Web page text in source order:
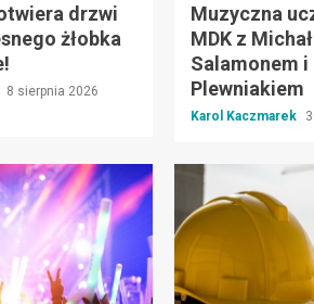
drzwi
żłobka
8 sierpnia 2026
Muzyczna
MDK z
Salamonem
Plewniakiem
Karol Kaczmarek